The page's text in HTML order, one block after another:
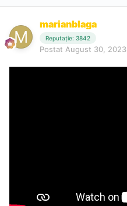
marianblaga
Reputație: 3842
Postat August 30, 2023